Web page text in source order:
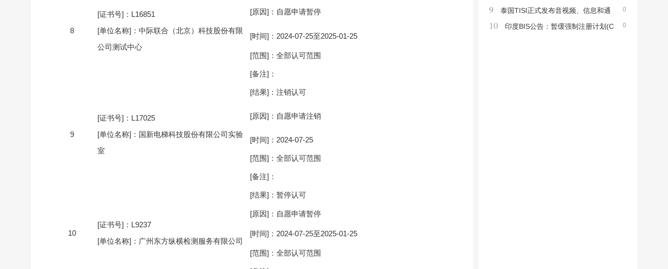
8
[证书号]：L16851
[单位名称]：中际联合（北京）科技股份有限
公司测试中心
[原因]：自愿申请暂停
[时间]：2024-07-25至2025-01-25
[范围]：全部认可范围
[备注]：
9
[证书号]：L17025
[单位名称]：国新电梯科技股份有限公司实验
室
[结果]：注销认可
[原因]：自愿申请注销
[时间]：2024-07-25
[范围]：全部认可范围
[备注]：
10
[证书号]：L9237
[单位名称]：广州东方纵横检测服务有限公司
[结果]：暂停认可
[原因]：自愿申请暂停
[时间]：2024-07-25至2025-01-25
[范围]：全部认可范围
场监督法规细则
0
9
泰国TISI正式发布音视频、信息和通
信技术设备新标准TIS 62368 Part1-2563及
0
10
印度BIS公告：暂缓强制注册计划(C